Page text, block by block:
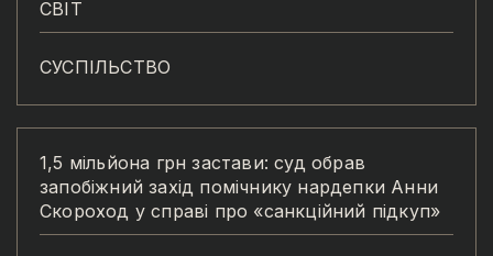
СВІТ
СУСПІЛЬСТВО
1,5 мільйона грн застави: суд обрав
запобіжний захід помічнику нардепки Анни
Скороход у справі про «санкційний підкуп»